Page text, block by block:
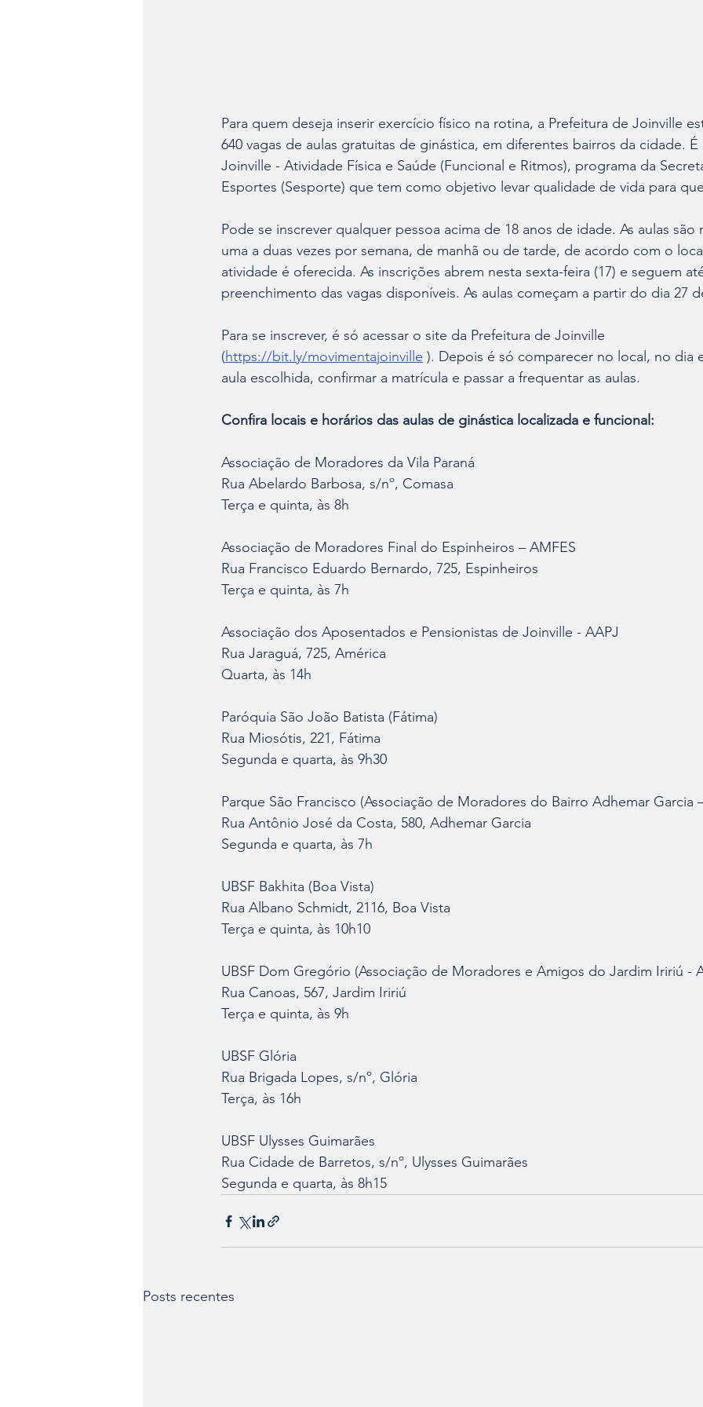
Para quem deseja inserir exercício físico na rotina, a Prefeitura de Joinville
640 vagas de aulas gratuitas de ginástica, em diferentes bairros da cidade.
Joinville - Atividade Física e Saúde (Funcional e Ritmos), programa da
Esportes (Sesporte) que tem como objetivo levar qualidade de vida para
Pode se inscrever qualquer pessoa acima de 18 anos de idade. As aulas são
uma a duas vezes por semana, de manhã ou de tarde, de acordo com o
atividade é oferecida. As inscrições abrem nesta sexta-feira (17) e seguem
preenchimento das vagas disponíveis. As aulas começam a partir do dia 27
Para se inscrever, é só acessar o site da Prefeitura de Joinville
(https://bit.ly/movimentajoinville ). Depois é só comparecer no local, no dia
aula escolhida, confirmar a matrícula e passar a frequentar as aulas.
Confira locais e horários das aulas de ginástica localizada e funcional:
Associação de Moradores da Vila Paraná
Rua Abelardo Barbosa, s/nº, Comasa
Terça e quinta, às 8h
Associação de Moradores Final do Espinheiros – AMFES
Rua Francisco Eduardo Bernardo, 725, Espinheiros
Terça e quinta, às 7h
Associação dos Aposentados e Pensionistas de Joinville - AAPJ
Rua Jaraguá, 725, América
Quarta, às 14h
Paróquia São João Batista (Fátima)
Rua Miosótis, 221, Fátima
Segunda e quarta, às 9h30
Parque São Francisco (Associação de Moradores do Bairro Adhemar Garcia
Rua Antônio José da Costa, 580, Adhemar Garcia
Segunda e quarta, às 7h
UBSF Bakhita (Boa Vista)
Rua Albano Schmidt, 2116, Boa Vista
Terça e quinta, às 10h10
UBSF Dom Gregório (Associação de Moradores e Amigos do Jardim Iririú -
Rua Canoas, 567, Jardim Iririú
Terça e quinta, às 9h
UBSF Glória
Rua Brigada Lopes, s/nº, Glória
Terça, às 16h
UBSF Ulysses Guimarães
Rua Cidade de Barretos, s/nº, Ulysses Guimarães
Segunda e quarta, às 8h15
Posts recentes